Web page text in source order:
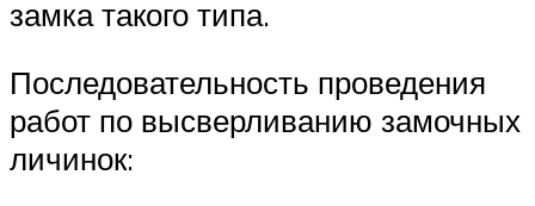
замка такого типа.
Последовательность проведения
работ по высверливанию замочных
личинок: